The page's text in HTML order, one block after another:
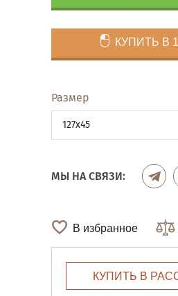
КУПИТЬ В
Размер
127x45
МЫ НА СВЯЗИ:
В избранное
КУПИТЬ В